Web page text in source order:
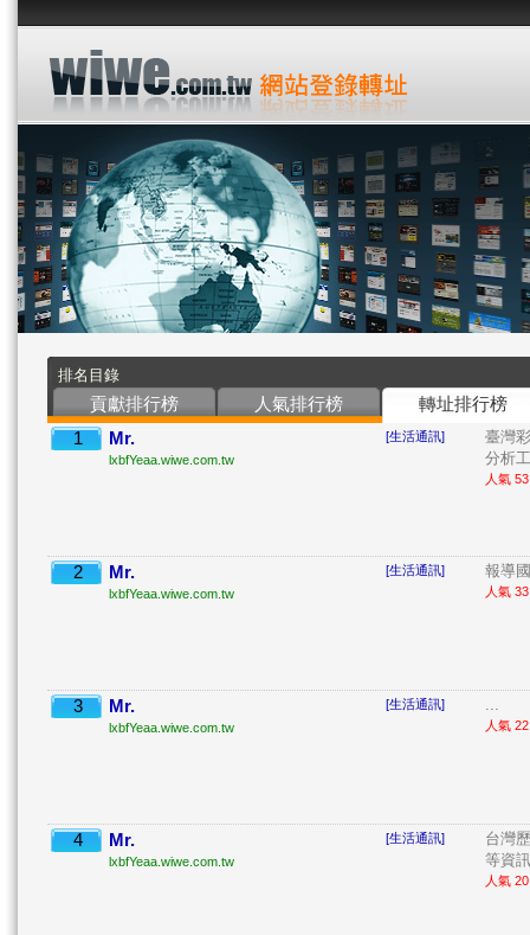
排名目錄
貢獻排行榜 人氣排行榜
轉址排行榜
1
Mr.
lxbfYeaa.wiwe.com.tw
[生活通訊]
臺灣
分析
人氣
2 Mr.
lxbfYeaa.wiwe.com.tw
[生活通訊] 報導
人氣
3 Mr.
lxbfYeaa.wiwe.com.tw
[生活通訊] ...
人氣
4 Mr.
lxbfYeaa.wiwe.com.tw
[生活通訊]
台灣
等資
人氣